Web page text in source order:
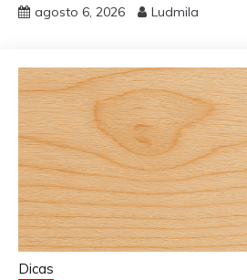
agosto 6, 2026 Ludmila
Dicas